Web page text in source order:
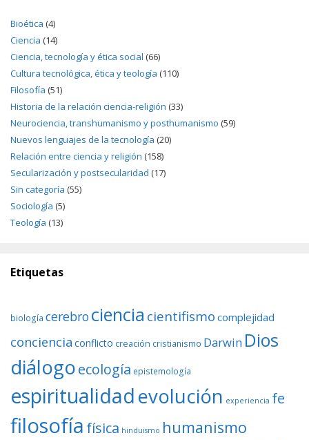
Bioética (4)
Ciencia (14)
Ciencia, tecnología y ética social (66)
Cultura tecnológica, ética y teología (110)
Filosofía (51)
Historia de la relación ciencia-religión (33)
Neurociencia, transhumanismo y posthumanismo (59)
Nuevos lenguajes de la tecnología (20)
Relación entre ciencia y religión (158)
Secularización y postsecularidad (17)
Sin categoría (55)
Sociología (5)
Teología (13)
Etiquetas
biología cerebro ciencia cientifismo complejidad
conciencia conflicto creación cristianismo Darwin Dios
diálogoecología epistemología
espiritualidadevolución experiencia fe
filosofía física hinduismo humanismo